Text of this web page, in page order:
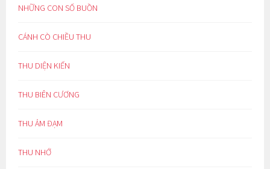
NHỮNG CON SỐ BUỒN
CÁNH CÒ CHIỀU THU
THU DIỆN KIẾN
THU BIÊN CƯƠNG
THU ẢM ĐẠM
THU NHỚ